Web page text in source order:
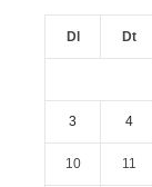
Dl Dt
3 4
10 11